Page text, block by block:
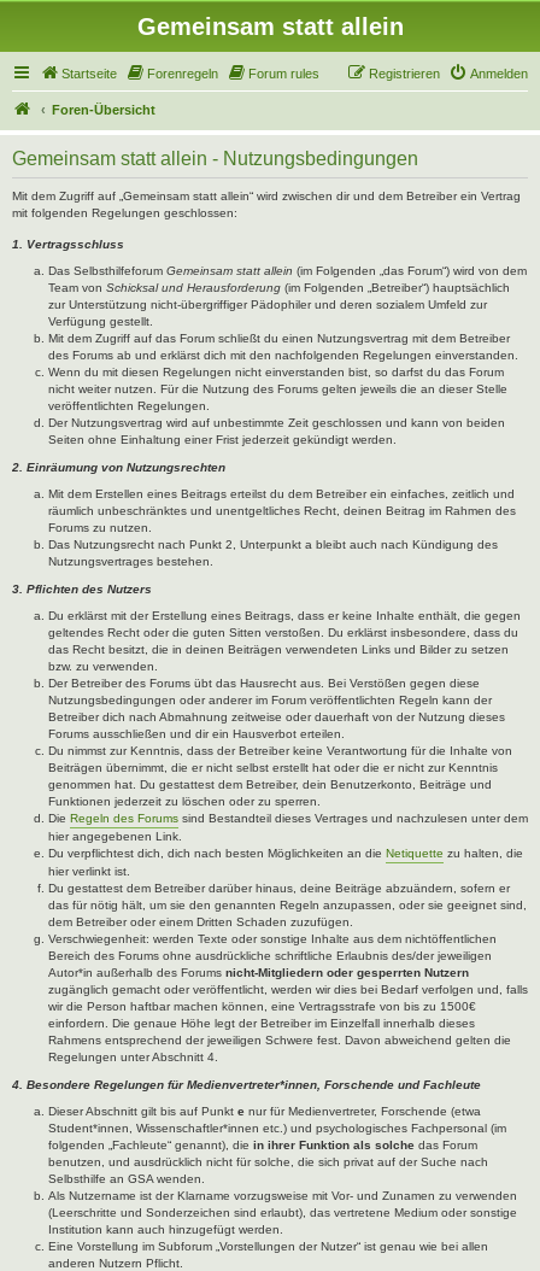
Gemeinsam statt allein
Startseite Forenregeln Forum rules Anmelden
Registrieren
Foren-Übersicht
Gemeinsam statt allein - Nutzungsbedingungen
Mit dem Zugriff auf „Gemeinsam statt allein“ wird zwischen dir und dem Betreiber ein Vertrag
mit folgenden Regelungen geschlossen:
1. Vertragsschluss
Das Selbsthilfeforum Gemeinsam statt allein (im Folgenden „das Forum“) wird von dem
Team von Schicksal und Herausforderung (im Folgenden „Betreiber“) hauptsächlich
zur Unterstützung nicht-übergriffiger Pädophiler und deren sozialem Umfeld zur
Verfügung gestellt.
Mit dem Zugriff auf das Forum schließt du einen Nutzungsvertrag mit dem Betreiber
des Forums ab und erklärst dich mit den nachfolgenden Regelungen einverstanden.
Wenn du mit diesen Regelungen nicht einverstanden bist, so darfst du das Forum
nicht weiter nutzen. Für die Nutzung des Forums gelten jeweils die an dieser Stelle
veröffentlichten Regelungen.
Der Nutzungsvertrag wird auf unbestimmte Zeit geschlossen und kann von beiden
Seiten ohne Einhaltung einer Frist jederzeit gekündigt werden.
2. Einräumung von Nutzungsrechten
Mit dem Erstellen eines Beitrags erteilst du dem Betreiber ein einfaches, zeitlich und
räumlich unbeschränktes und unentgeltliches Recht, deinen Beitrag im Rahmen des
Forums zu nutzen.
Das Nutzungsrecht nach Punkt 2, Unterpunkt a bleibt auch nach Kündigung des
Nutzungsvertrages bestehen.
3. Pflichten des Nutzers
Du erklärst mit der Erstellung eines Beitrags, dass er keine Inhalte enthält, die gegen
geltendes Recht oder die guten Sitten verstoßen. Du erklärst insbesondere, dass du
das Recht besitzt, die in deinen Beiträgen verwendeten Links und Bilder zu setzen
bzw. zu verwenden.
Der Betreiber des Forums übt das Hausrecht aus. Bei Verstößen gegen diese
Nutzungsbedingungen oder anderer im Forum veröffentlichten Regeln kann der
Betreiber dich nach Abmahnung zeitweise oder dauerhaft von der Nutzung dieses
Forums ausschließen und dir ein Hausverbot erteilen.
Du nimmst zur Kenntnis, dass der Betreiber keine Verantwortung für die Inhalte von
Beiträgen übernimmt, die er nicht selbst erstellt hat oder die er nicht zur Kenntnis
genommen hat. Du gestattest dem Betreiber, dein Benutzerkonto, Beiträge und
Funktionen jederzeit zu löschen oder zu sperren.
Die Regeln des Forums sind Bestandteil dieses Vertrages und nachzulesen unter dem
hier angegebenen Link.
Du verpflichtest dich, dich nach besten Möglichkeiten an die Netiquette zu halten, die
hier verlinkt ist.
Du gestattest dem Betreiber darüber hinaus, deine Beiträge abzuändern, sofern er
das für nötig hält, um sie den genannten Regeln anzupassen, oder sie geeignet sind,
dem Betreiber oder einem Dritten Schaden zuzufügen.
Verschwiegenheit: werden Texte oder sonstige Inhalte aus dem nichtöffentlichen
Bereich des Forums ohne ausdrückliche schriftliche Erlaubnis des/der jeweiligen
Autor*in außerhalb des Forums nicht-Mitgliedern oder gesperrten Nutzern
zugänglich gemacht oder veröffentlicht, werden wir dies bei Bedarf verfolgen und, falls
wir die Person haftbar machen können, eine Vertragsstrafe von bis zu 1500€
einfordern. Die genaue Höhe legt der Betreiber im Einzelfall innerhalb dieses
Rahmens entsprechend der jeweiligen Schwere fest. Davon abweichend gelten die
Regelungen unter Abschnitt 4.
4. Besondere Regelungen für Medienvertreter*innen, Forschende und Fachleute
Dieser Abschnitt gilt bis auf Punkt e nur für Medienvertreter, Forschende (etwa
Student*innen, Wissenschaftler*innen etc.) und psychologisches Fachpersonal (im
folgenden „Fachleute“ genannt), die in ihrer Funktion als solche das Forum
benutzen, und ausdrücklich nicht für solche, die sich privat auf der Suche nach
Selbsthilfe an GSA wenden.
Als Nutzername ist der Klarname vorzugsweise mit Vor- und Zunamen zu verwenden
(Leerschritte und Sonderzeichen sind erlaubt), das vertretene Medium oder sonstige
Institution kann auch hinzugefügt werden.
Eine Vorstellung im Subforum „Vorstellungen der Nutzer“ ist genau wie bei allen
anderen Nutzern Pflicht.